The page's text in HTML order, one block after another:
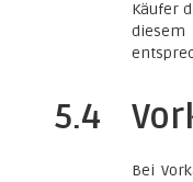
Käufer
5.4
Bei